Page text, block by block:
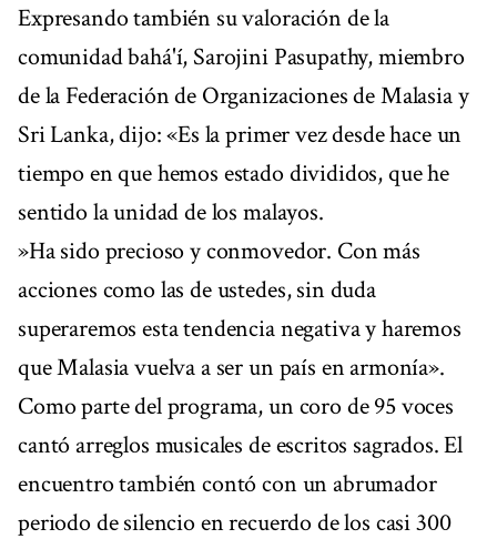
Expresando también su valoración de la
comunidad bahá'í, Sarojini Pasupathy, miembro
de la Federación de Organizaciones de Malasia y
Sri Lanka, dijo: «Es la primer vez desde hace un
tiempo en que hemos estado divididos, que he
sentido la unidad de los malayos.
»Ha sido precioso y conmovedor. Con más
acciones como las de ustedes, sin duda
superaremos esta tendencia negativa y haremos
que Malasia vuelva a ser un país en armonía».
Como parte del programa, un coro de 95 voces
cantó arreglos musicales de escritos sagrados. El
encuentro también contó con un abrumador
periodo de silencio en recuerdo de los casi 300